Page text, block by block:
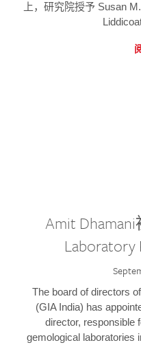
上，研究院授予 Susan
Amit
The board of directors
(GIA India) has
director, responsible
gemological laboratories